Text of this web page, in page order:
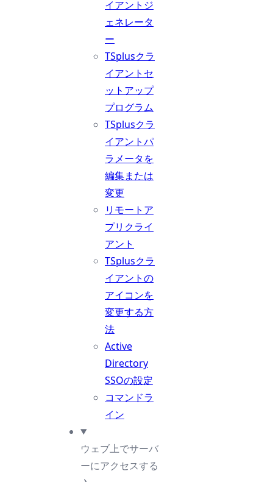
イアントジ
ェネレータ
ー
TSplusクラ
イアントセ
ットアップ
プログラム
TSplusクラ
イアントパ
ラメータを
編集または
変更
リモートア
プリクライ
アント
TSplusクラ
イアントの
アイコンを
変更する方
法
Active
Directory
SSOの設定
コマンドラ
イン
ウェブ上でサーバ
ーにアクセスする